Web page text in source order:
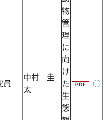
員
中村 圭
太
物
管
理
に
向
け
た
生
態
○